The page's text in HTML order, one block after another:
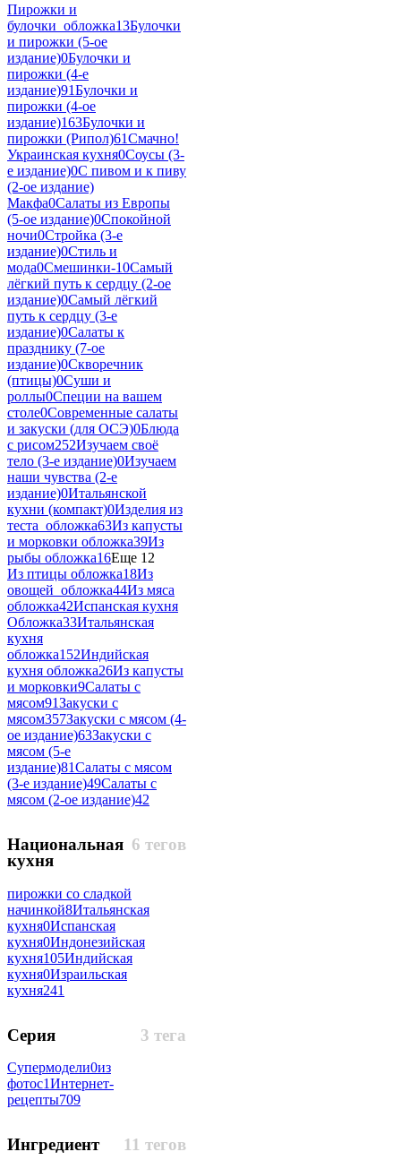
Пирожки и
булочки_обложка13Булочки
и пирожки (5-ое
издание)0Булочки и
пирожки (4-е
издание)91Булочки и
пирожки (4-ое
издание)163Булочки и
пирожки (Рипол)61Смачно!
Украинская кухня0Соусы (3-
е издание)0С пивом и к пиву
(2-ое издание)
Макфа0Салаты из Европы
(5-ое издание)0Спокойной
ночи0Стройка (3-е
издание)0Стиль и
мода0Смешинки-10Самый
лёгкий путь к сердцу (2-ое
издание)0Самый лёгкий
путь к сердцу (3-е
издание)0Салаты к
празднику (7-ое
издание)0Скворечник
(птицы)0Суши и
роллы0Специи на вашем
столе0Современные салаты
и закуски (для ОСЭ)0Блюда
с рисом252Изучаем своё
тело (3-е издание)0Изучаем
наши чувства (2-е
издание)0Итальянской
кухни (компакт)0Изделия из
теста_обложка63Из капусты
и морковки обложка39Из
рыбы обложка16Еще 12
Из птицы обложка18Из
овощей_обложка44Из мяса
обложка42Испанская кухня
Обложка33Итальянская
кухня
обложка152Индийская
кухня обложка26Из капусты
и морковки9Салаты с
мясом91Закуски с
мясом357Закуски с мясом (4-
ое издание)63Закуски с
мясом (5-е
издание)81Салаты с мясом
(3-е издание)49Салаты с
мясом (2-ое издание)42
6 тегов
Национальная
кухня
пирожки со сладкой
начинкой8Итальянская
кухня0Испанская
кухня0Индонезийская
кухня105Индийская
кухня0Израильская
кухня241
3 тега
Серия
Супермодели0из
фотос1Интернет-
рецепты709
11 тегов
Ингредиент